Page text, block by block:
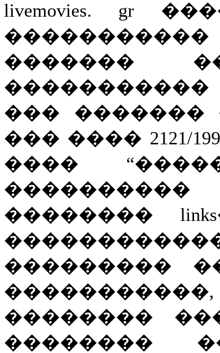
livemovies. gr
�������
��� �������
��� ���� 2121/
����
��������
���������
��������
��������